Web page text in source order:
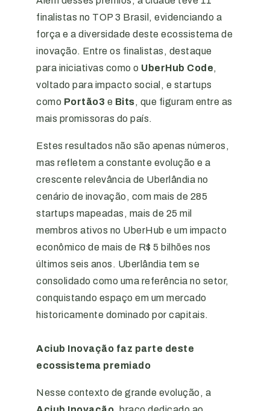
finalistas no TOP 3 Brasil, evidenciando a
força e a diversidade deste ecossistema de
inovação. Entre os finalistas, destaque
para iniciativas como o UberHub Code,
voltado para impacto social, e startups
como Portão3 e Bits, que figuram entre as
mais promissoras do país.
Estes resultados não são apenas números,
mas refletem a constante evolução e a
crescente relevância de Uberlândia no
cenário de inovação, com mais de 285
startups mapeadas, mais de 25 mil
membros ativos no UberHub e um impacto
econômico de mais de R$ 5 bilhões nos
últimos seis anos. Uberlândia tem se
consolidado como uma referência no setor,
conquistando espaço em um mercado
historicamente dominado por capitais.
Aciub Inovação faz parte deste
ecossistema premiado
Nesse contexto de grande evolução, a